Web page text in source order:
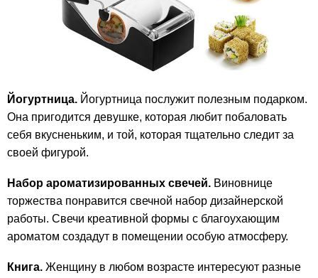
Йогуртница. Йогуртница послужит полезным подарком.
Она пригодится девушке, которая любит побаловать
себя вкусненьким, и той, которая тщательно следит за
своей фигурой.
Набор ароматизированных свечей. Виновнице
торжества понравится свечной набор дизайнерской
работы. Свечи креативной формы с благоухающим
ароматом создадут в помещении особую атмосферу.
Книга. Женщину в любом возрасте интересуют разные